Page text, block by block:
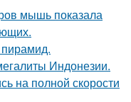
мышь показала
пирамид.
Индонезии.
на полной скорости